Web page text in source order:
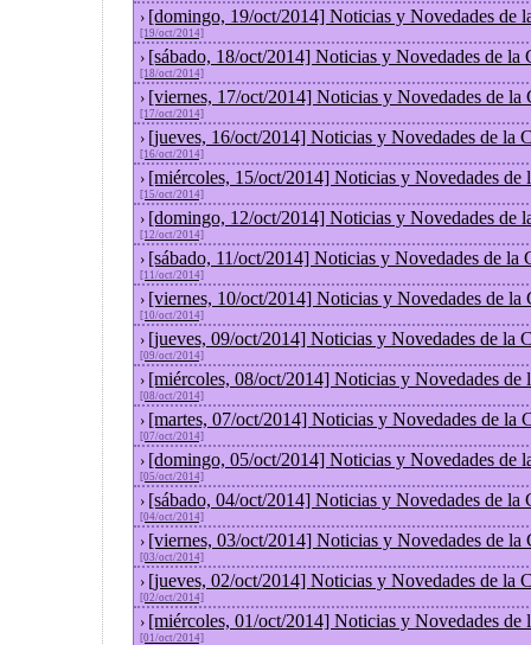
› [domingo, 19/oct/2014] Noticias y Novedades de
[19/oct/2014]
› [sábado, 18/oct/2014] Noticias y Novedades de la
[18/oct/2014]
› [viernes, 17/oct/2014] Noticias y Novedades de la
[17/oct/2014]
› [jueves, 16/oct/2014] Noticias y Novedades de la
[16/oct/2014]
› [miércoles, 15/oct/2014] Noticias y Novedades de
[15/oct/2014]
› [domingo, 12/oct/2014] Noticias y Novedades de
[12/oct/2014]
› [sábado, 11/oct/2014] Noticias y Novedades de la
[11/oct/2014]
› [viernes, 10/oct/2014] Noticias y Novedades de la
[10/oct/2014]
› [jueves, 09/oct/2014] Noticias y Novedades de la
[09/oct/2014]
› [miércoles, 08/oct/2014] Noticias y Novedades de
[08/oct/2014]
› [martes, 07/oct/2014] Noticias y Novedades de la
[07/oct/2014]
› [domingo, 05/oct/2014] Noticias y Novedades de
[05/oct/2014]
› [sábado, 04/oct/2014] Noticias y Novedades de la
[04/oct/2014]
› [viernes, 03/oct/2014] Noticias y Novedades de la
[03/oct/2014]
› [jueves, 02/oct/2014] Noticias y Novedades de la
[02/oct/2014]
› [miércoles, 01/oct/2014] Noticias y Novedades de
[01/oct/2014]